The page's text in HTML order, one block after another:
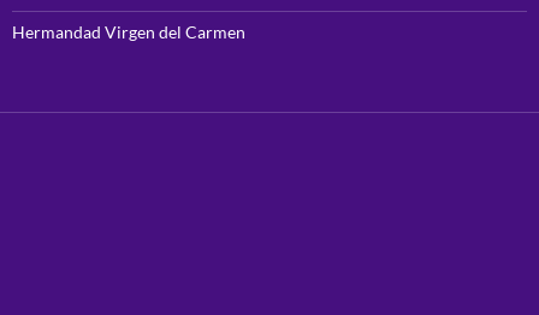
Hermandad Virgen del Carmen